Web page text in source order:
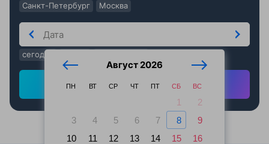
Санкт-Петербург Москва
Август 2026
ПН ВТ СР ЧТ ПТ СБ ВС
1
2
3
4 5 6 7 8
9
10
11 12 13 14 15
16
сегодня
Найти ж/д билеты